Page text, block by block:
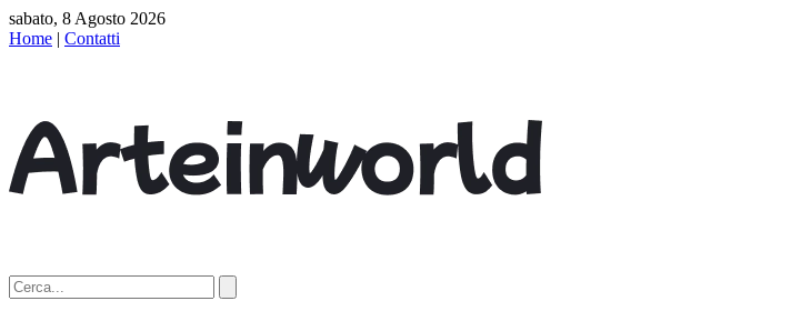
sabato, 8 Agosto 2026
Home | Contatti